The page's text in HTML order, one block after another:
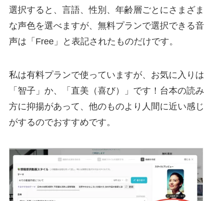
選択すると、言語、性別、年齢層ごとにさまざま
な声色を選べますが、無料プランで選択できる音
声は「Free」と表記されたものだけです。
私は有料プランで使っていますが、お気に入りは
「智子」か、「直美（喜び）」です！台本の読み
方に抑揚があって、他のものより人間に近い感じ
がするのでおすすめです。